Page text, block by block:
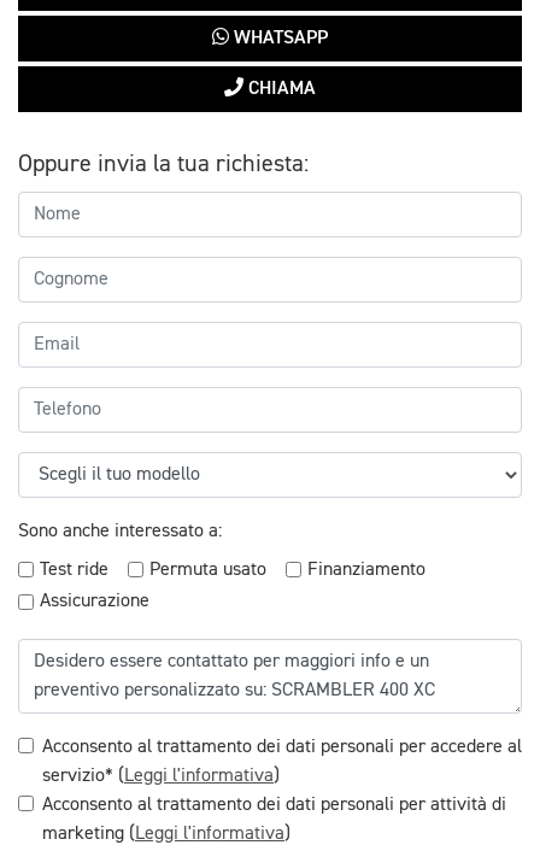
WHATSAPP
CHIAMA
Oppure invia la tua richiesta:
Sono anche interessato a:
Test ride
Permuta usato
Finanziamento
Assicurazione
Acconsento al trattamento dei dati personali per accedere al
servizio* (Leggi l'informativa)
Acconsento al trattamento dei dati personali per attività di
marketing (Leggi l'informativa)